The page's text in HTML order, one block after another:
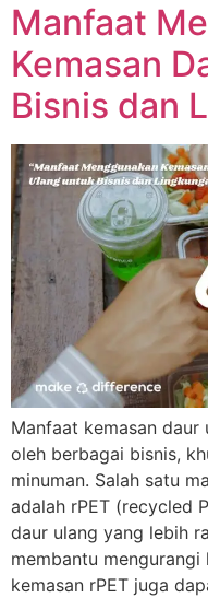
Manfaat
Kemasan
Bisnis dan
Manfaat kemasan daur
oleh berbagai bisnis,
minuman. Salah satu
adalah rPET (recycled
daur ulang yang lebih
membantu
kemasan rPET juga